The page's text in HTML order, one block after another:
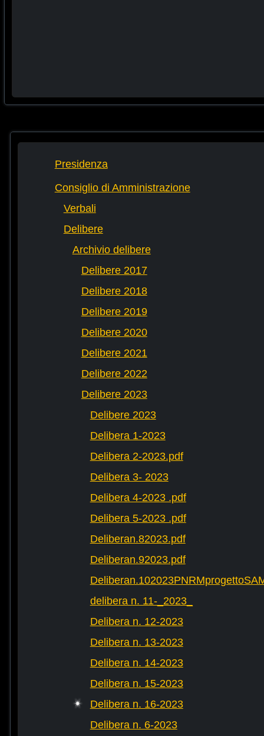
Presidenza
Consiglio di Amministrazione
Verbali
Delibere
Archivio delibere
Delibere 2017
Delibere 2018
Delibere 2019
Delibere 2020
Delibere 2021
Delibere 2022
Delibere 2023
Delibere 2023
Delibera 1-2023
Delibera 2-2023.pdf
Delibera 3- 2023
Delibera 4-2023 .pdf
Delibera 5-2023 .pdf
Deliberan.82023.pdf
Deliberan.92023.pdf
delibera n. 11-_2023_
Delibera n. 12-2023
Delibera n. 13-2023
Delibera n. 14-2023
Delibera n. 15-2023
Delibera n. 16-2023
Delibera n. 6-2023